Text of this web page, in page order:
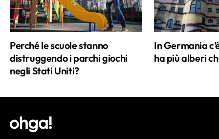
Perché le scuole stanno
distruggendo i parchi giochi
negli Stati Uniti?
In Germania
ha più alberi